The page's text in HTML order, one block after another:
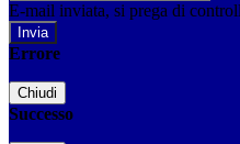
E-mail inviata, si prega di
Errore
Chiudi
Successo